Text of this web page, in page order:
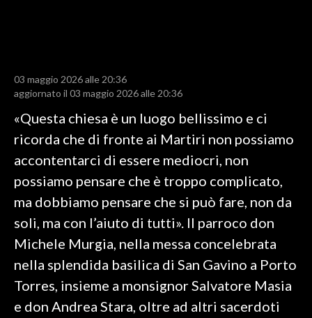
CALCIO REGIONALE
BASKET
VOLLEY
MOTORI
TENNIS
ALTRI SPORT
CULTURA
SPETTACOLI
03 maggio 2026 alle 20:36
aggiornato il 03 maggio 2026 alle 20:36
«Questa chiesa è un luogo bellissimo e ci
ricorda che di fronte ai Martiri non possiamo
accontentarci di essere mediocri, non
possiamo pensare che è troppo complicato,
ma dobbiamo pensare che si può fare, non da
soli, ma con l’aiuto di tutti». Il parroco don
Michele Murgia, nella messa concelebrata
nella splendida basilica di San Gavino a Porto
Torres, insieme a monsignor Salvatore Masia
e don Andrea Stara, oltre ad altri sacerdoti